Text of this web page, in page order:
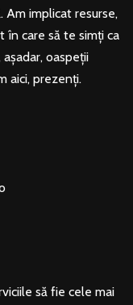
Am implicat resurse,
în care să te simți ca
oaspeții
aici, prezenți.
să fie cele mai